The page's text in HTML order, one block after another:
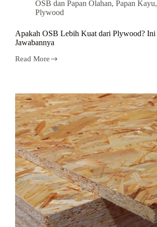
OSB dan Papan Olahan, Papan Kayu,
Plywood
Apakah OSB Lebih Kuat dari Plywood? Ini
Jawabannya
Read More